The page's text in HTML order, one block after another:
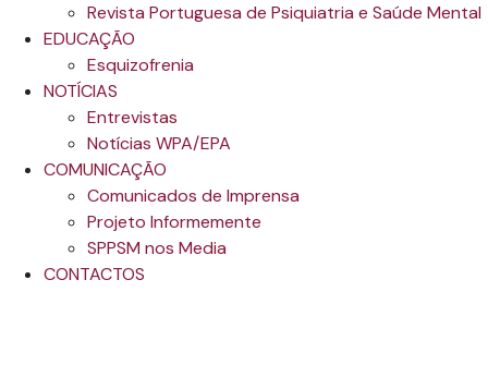
Revista Portuguesa de Psiquiatria e Saúde Mental
EDUCAÇÃO
Esquizofrenia
NOTÍCIAS
Entrevistas
Notícias WPA/EPA
COMUNICAÇÃO
Comunicados de Imprensa
Projeto Informemente
SPPSM nos Media
CONTACTOS